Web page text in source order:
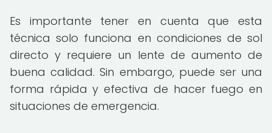
Es importante tener en cuenta que esta
técnica solo funciona en condiciones de sol
directo y requiere un lente de aumento de
buena calidad. Sin embargo, puede ser una
forma rápida y efectiva de hacer fuego en
situaciones de emergencia.